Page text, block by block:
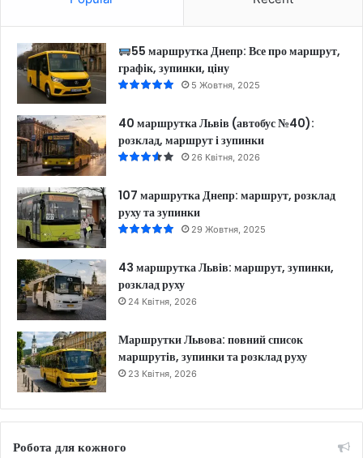
55 маршрутка Днепр: Все про маршрут,
графік, зупинки, ціну
5 Жовтня, 2025
40 маршрутка Львів (автобус №40):
розклад, маршрут і зупинки
26 Квітня, 2026
107 маршрутка Днепр: маршрут, розклад
руху та зупинки
29 Жовтня, 2025
43 маршрутка Львів: маршрут, зупинки,
розклад руху
24 Квітня, 2026
Маршрутки Львова: повний список
маршрутів, зупинки та розклад руху
23 Квітня, 2026
Робота для кожного